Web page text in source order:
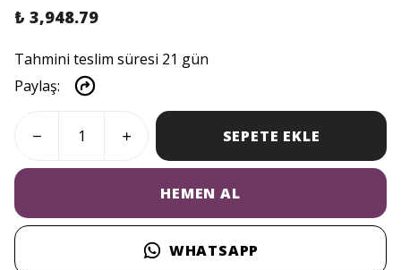
₺ 3,948.79
Tahmini teslim süresi 21 gün
Paylaş:
SEPETE EKLE
HEMEN AL
WHATSAPP